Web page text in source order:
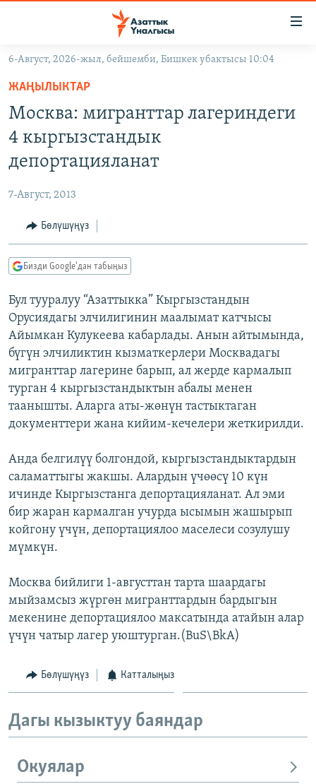
Навигацияга
өтүңүз
Издөөгө
салыңыз
МАДАНИЯТ
УКРАИНА
ТВ ПРОГРАММАЛАР
БҮГҮН АЗАТТЫКТА
ДАНИСТЕ
ЭЖЕ-СИҢДИЛЕР
АЗАТТЫК+
ЫҢГАЙСЫЗ СУРООЛОР
ПОДКАСТ
ОНЛАЙН ШЕРИНЕ
ЭЕ/АРнун бардык сайттары
6-Август, 2026-жыл, бейшемби, Бишкек убактысы 10:04
ЖАҢЫЛЫКТАР
Москва: мигранттар лагериндеги
4 кыргызстандык
депортацияланат
7-Август, 2013
Бөлүшүңүз
Бизди Google'дан табыңыз
Бул тууралуу “Азаттыкка” Кыргызстандын
Орусиядагы элчилигинин маалымат катчысы
Айымкан Кулукеева кабарлады. Анын айтымында,
бүгүн элчиликтин кызматкерлери Москвадагы
мигранттар лагерине барып, ал жерде кармалып
турган 4 кыргызстандыктын абалы менен
таанышты. Аларга аты-жөнүн тастыктаган
документтери жана кийим-кечелери жеткирилди.
Анда белгилүү болгондой, кыргызстандыктардын
саламаттыгы жакшы. Алардын үчөөсү 10 күн
ичинде Кыргызстанга депортацияланат. Ал эми
бир жаран кармалган учурда ысымын жашырып
койгону үчүн, депортациялоо маселеси созулушу
мүмкүн.
Москва бийлиги 1-августтан тарта шаардагы
мыйзамсыз жүргөн мигранттардын бардыгын
мекенине депортациялоо максатында атайын алар
үчүн чатыр лагер уюштурган.(BuS\BkA)
Бөлүшүңүз Катталыңыз
Дагы кызыктуу баяндар
Окуялар